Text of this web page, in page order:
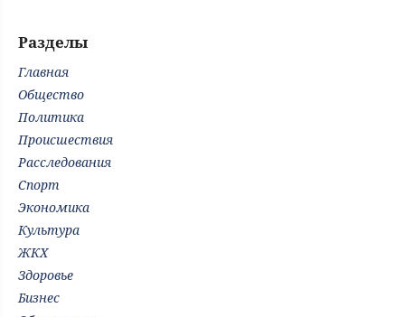
Разделы
Главная
Общество
Политика
Происшествия
Расследования
Спорт
Экономика
Культура
ЖКХ
Здоровье
Бизнес